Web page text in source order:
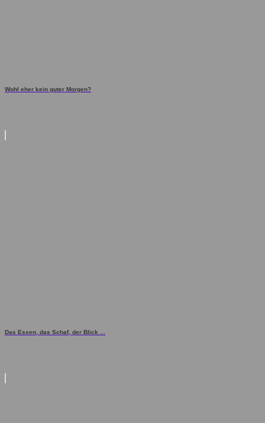
Wohl eher kein guter Morgen?
Das Essen, das Schaf, der Blick ...